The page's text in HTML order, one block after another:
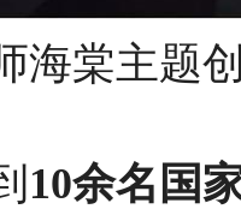
海棠主题
10余名国